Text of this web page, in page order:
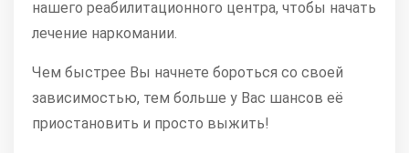
нашего реабилитационного центра, чтобы начать
лечение наркомании.
Чем быстрее Вы начнете бороться со своей
зависимостью, тем больше у Вас шансов её
приостановить и просто выжить!